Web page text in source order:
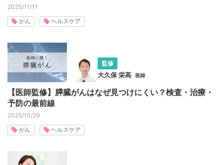
2025/11/11
がん
ヘルスケア
【医師監修】膵臓がんはなぜ見つけにくい？検査・治療・
予防の最前線
監修
大久保 栄高 医師
2025/10/29
がん
ヘルスケア